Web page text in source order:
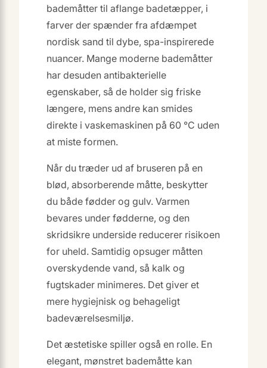
bademåtter til aflange badetæpper, i
farver der spænder fra afdæmpet
nordisk sand til dybe, spa-inspirerede
nuancer. Mange moderne bademåtter
har desuden antibakterielle
egenskaber, så de holder sig friske
længere, mens andre kan smides
direkte i vaskemaskinen på 60 °C uden
at miste formen.
Når du træder ud af bruseren på en
blød, absorberende måtte, beskytter
du både fødder og gulv. Varmen
bevares under fødderne, og den
skridsikre underside reducerer risikoen
for uheld. Samtidig opsuger måtten
overskydende vand, så kalk og
fugtskader minimeres. Det giver et
mere hygiejnisk og behageligt
badeværelsesmiljø.
Det æstetiske spiller også en rolle. En
elegant, mønstret bademåtte kan